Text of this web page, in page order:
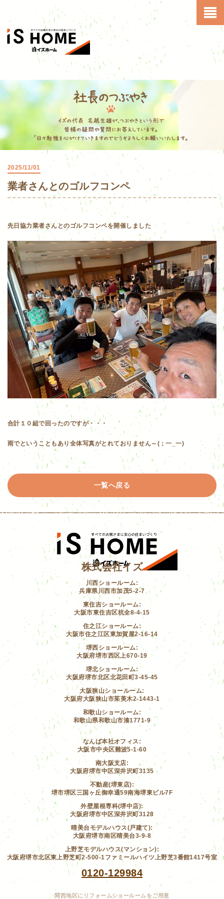
2025/11/01
業者さんとのゴルフコンペ
先日協力業者さんとのゴルフコンペを開催しました
合計１０組で回ったのですが・・・
雨でということもあり全体写真がとれておりません～(；一_一)
一覧へ戻る
株式会社イズ
川西ショールーム:
兵庫県川西市加茂5-2-7
東住吉ショールーム:
大阪市東住吉区杭全8-4-15
住之江ショールーム:
大阪市住之江区東加賀屋2-16-14
堺西ショールーム:
大阪府堺市西区上670-19
堺北ショールーム:
大阪府堺市北区北花田町3-45-45
大阪狭山ショールーム:
大阪府大阪狭山市茱萸木2-1443-1
和歌山ショールーム:
和歌山県和歌山市湊1771-9
なんば本社オフィス:
大阪市中央区難波5-1-60
南大阪支店:
大阪府堺市中区深井沢町3135
不動産(堺東店):
堺市堺区三国ヶ丘御幸通59南海堺東ビル7F
外壁屋根専科(堺中店):
大阪府堺市中区深井沢町3128
晴美台モデルハウス(戸建て):
大阪府堺市南区晴美台3-9-8
上野芝モデルハウス(マンション):
大阪府堺市北区東上野芝町2-500-1ファミールハイツ上野芝3番館1417号室
0120-129984
関西地区にリフォームショールームをご用意